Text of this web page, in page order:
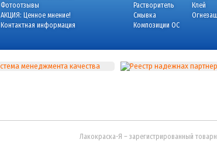
Фотоотзывы
АКЦИЯ: Ценное мнение!
Контактная информация
Растворитель
Клей
Смывка
Композиции ОС
Лакокраска-Я – зарегистрированный